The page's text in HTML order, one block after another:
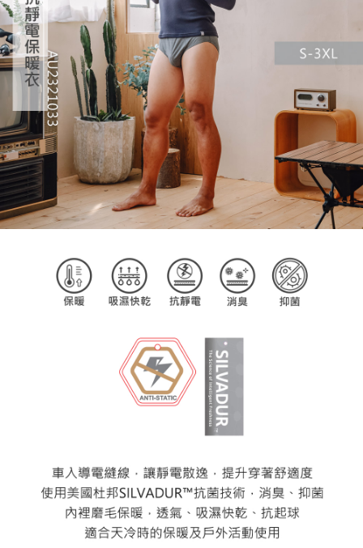
【注意事項】
１．透過由恩沛科技股份有限公司提供之「AFTEE先享後付」服務完成之交
易，需依本服務之必要範圍內提供個人資料，並將交易相關給付款項請求債
權轉讓予恩沛科技股份有限公司。
２．關於個人資料處理事宜，請瀏覽以下網址：
https://aftee.tw/terms/#terms3
３．未成年的使用者請事先徵得法定代理人或監護人之同意方可使用
「AFTEE先享後付」，若未經同意申辦者引起之損失，本公司不負相關責
任。
４．使用「AFTEE先享後付」時，將依據個別帳號之用戶狀況，依本公司即
時審查核予不同之上限額度；若仍有額度不足之情形，本公司將視審查結果
請求用戶進行身份認證。
５．嚴禁一人註冊多個帳號或使用他人資訊註冊。若發現惡意使用之情形，
恩沛科技股份有限公司將有權停止該用戶之使用額度並採取法律行動。
免運費
貨到付款
每筆NT$130，滿NT$3,000(含以上)免運費